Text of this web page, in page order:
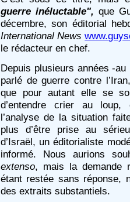
guerre inéluctable", que
décembre, son éditorial
International News
le rédacteur en chef.
Depuis plusieurs années -
parlé de guerre contre
que pour autant elle se
d’entendre crier au
l’analyse de la situation
plus d’être prise au
d’Israël, un éditorialiste
informé. Nous aurions
extenso, mais la demande
étant restée sans réponse,
des extraits substantiels.